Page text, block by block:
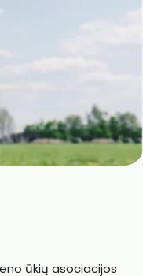
ūkių asociacijos